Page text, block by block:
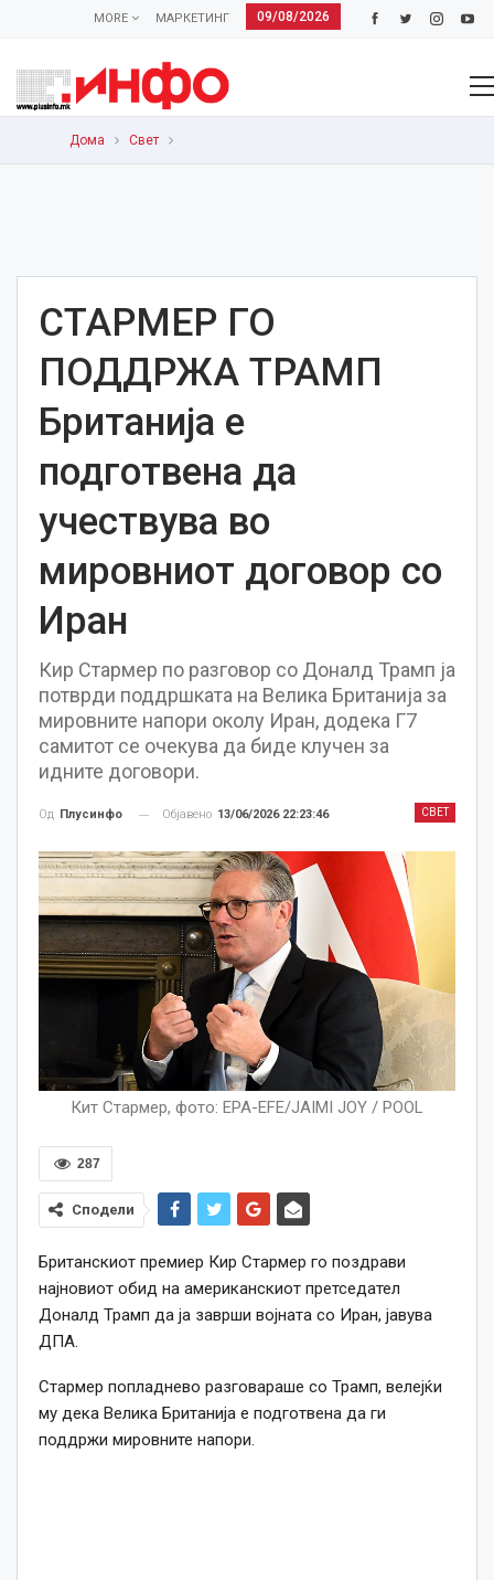
09/08/2026
МАРКЕТИНГ
MORE
Дома Свет
СТАРМЕР ГО
ПОДДРЖА ТРАМП
Британија е
подготвена да
учествува во
мировниот договор со
Иран
Кир Стармер по разговор со Доналд Трамп ја
потврди поддршката на Велика Британија за
мировните напори околу Иран, додека Г7
самитот се очекува да биде клучен за
идните договори.
СВЕТ
Од Плусинфо Објавено 13/06/2026 22:23:46
Кит Стармер, фото: EPA-EFE/JAIMI JOY / POOL
287
Сподели
Британскиот премиер Кир Стармер го поздрави
најновиот обид на американскиот претседател
Доналд Трамп да ја заврши војната со Иран, јавува
ДПА.
Стармер попладнево разговараше со Трамп, велејќи
му дека Велика Британија е подготвена да ги
поддржи мировните напори.